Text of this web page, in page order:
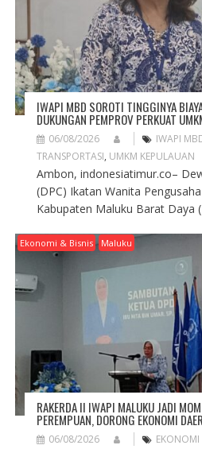
N
IWAPI MBD SOROTI TINGGINYA
DUKUNGAN PEMPROV PERKUAT
06/08/2026 IWAPI
TRANSPORTASI, UMKM KEPULAUAN
Ambon, indonesiatimur.co–
(DPC) Ikatan Wanita
Kabupaten Maluku Barat Daya
Ekonomi & Bisnis Maluku
RAKERDA II IWAPI MALUKU JADI
PEREMPUAN, DORONG EKONOMI
06/08/2026 EKONOMI